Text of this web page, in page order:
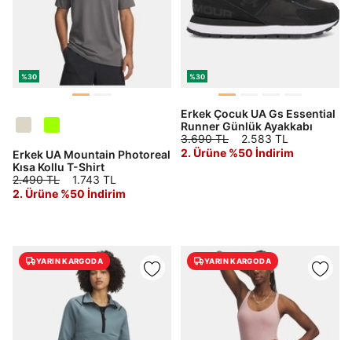
%30
Erkek UA Mountain Photoreal
Kısa Kollu T-Shirt
2.490 TL
1.743 TL
2. Ürüne %50 İndirim
%30
Erkek Çocuk UA Gs Essential
Runner Günlük Ayakkabı
3.690 TL
2.583 TL
2. Ürüne %50 İndirim
YARIN KARGODA YARIN KARGODA